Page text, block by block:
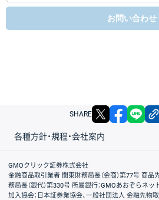
お問い合わせ
SHARE X
各種方針・規程・会社案内
取引規程・約款
サイトマップ
その他のご案内
個人情報保護方針
最良執行方針
サイトのご利用について
ディスクレイマー
信託保全
リスク説明
会社案内
GMOクリック証券株式会社
金融商品取引業者 関東財務局長（金商）第77号 商
務局長（銀代）第330号 所属銀行：GMOあおぞらネ
加入協会：日本証券業協会、一般社団法人 金融先物